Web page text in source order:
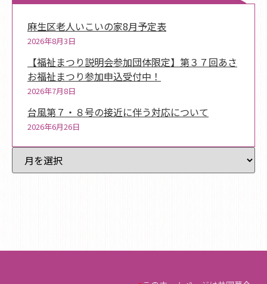
新着情報
麻生区老人いこいの家8月予定表
2026年8月3日
【福祉まつり説明会参加団体限定】第３７回あさ
お福祉まつり参加申込受付中！
2026年7月8日
台風第７・８号の接近に伴う対応について
2026年6月26日
過去記事一覧